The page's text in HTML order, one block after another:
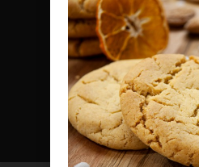
Atención al
Nuestros agentes
Orange
Chatear con un agente